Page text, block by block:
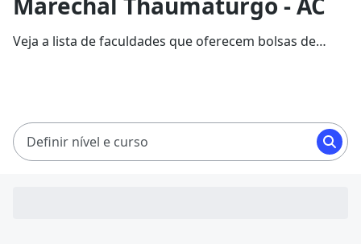
Veja a lista de faculdades que oferecem bolsas de
Definir nível e curso